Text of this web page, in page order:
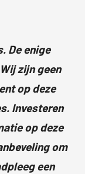
De enige
zijn geen
op deze
Investeren
op deze
om
een